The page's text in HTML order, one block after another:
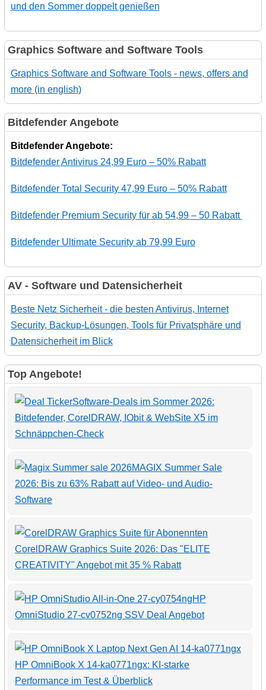
und den Sommer doppelt genießen
Graphics Software and Software Tools
Graphics Software and Software Tools - news, offers and
more (in english)
Bitdefender Angebote
Bitdefender Angebote:
Bitdefender Antivirus 24,99 Euro – 50% Rabatt
Bitdefender Total Security 47,99 Euro – 50% Rabatt
Bitdefender Premium Security für ab 54,99 – 50 Rabatt
Bitdefender Ultimate Security ab 79,99 Euro
AV - Software und Datensicherheit
Beste Netz Sicherheit - die besten Antivirus, Internet
Security, Backup-Lösungen, Tools für Privatsphäre und
Datensicherheit im Blick
Top Angebote!
Software-Deals im Sommer 2026:
Bitdefender, CorelDRAW, IObit & WebSite X5 im
Schnäppchen-Check
MAGIX Summer Sale
2026: Bis zu 63% Rabatt auf Video- und Audio-
Software
CorelDRAW Graphics Suite 2026: Das "ELITE
CREATIVITY" Angebot mit 35 % Rabatt
HP
OmniStudio 27-cv0752ng SSV Deal Angebot
HP OmniBook X 14-ka0771ngx: KI-starke
Performance im Test & Überblick